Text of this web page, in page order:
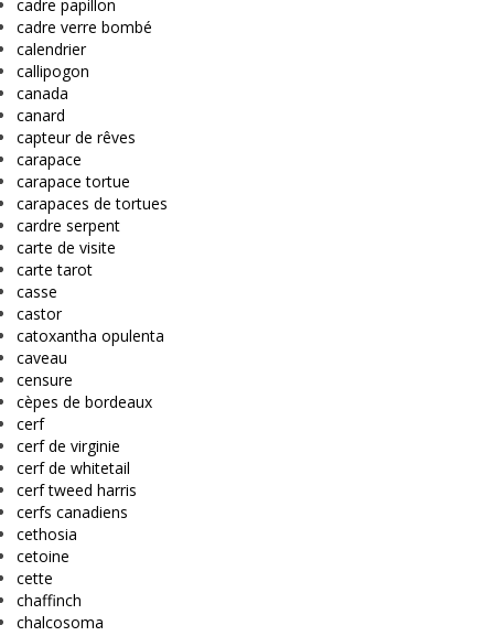
cadre papillon
cadre verre bombé
calendrier
callipogon
canada
canard
capteur de rêves
carapace
carapace tortue
carapaces de tortues
cardre serpent
carte de visite
carte tarot
casse
castor
catoxantha opulenta
caveau
censure
cèpes de bordeaux
cerf
cerf de virginie
cerf de whitetail
cerf tweed harris
cerfs canadiens
cethosia
cetoine
cette
chaffinch
chalcosoma